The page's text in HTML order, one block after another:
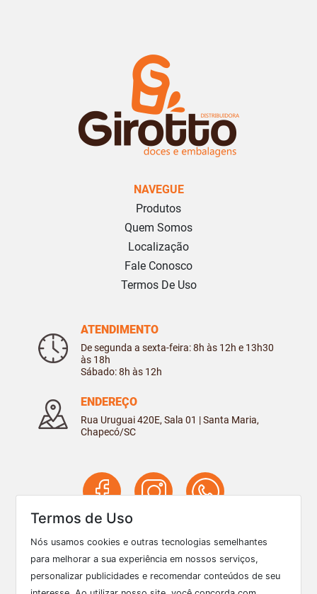
Termos de Uso
Nós usamos cookies e outras tecnologias semelhantes
para melhorar a sua experiência em nossos serviços,
personalizar publicidades e recomendar conteúdos de seu
NAVEGUE
Produtos
Quem Somos
Localização
Fale Conosco
Termos De Uso
ATENDIMENTO
De segunda a sexta-feira: 8h às 12h e 13h30
às 18h
Sábado: 8h às 12h
ENDEREÇO
Rua Uruguai 420E, Sala 01 | Santa Maria,
Chapecó/SC
49 3322 3673